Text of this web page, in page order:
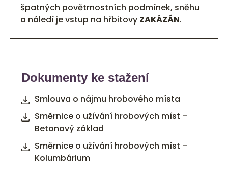
špatných povětrnostních podmínek, sněhu
a náledí je vstup na hřbitovy ZAKÁZÁN.
Dokumenty ke stažení
Smlouva o nájmu hrobového místa
Směrnice o užívání hrobových míst –
Betonový základ
Směrnice o užívání hrobových míst –
Kolumbárium